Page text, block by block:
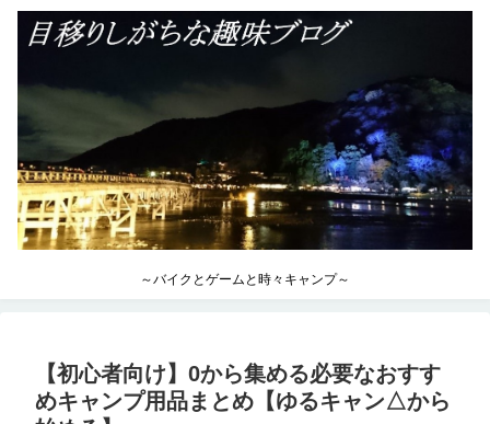
～バイクとゲームと時々キャンプ～
【初心者向け】0から集める必要なおすす
めキャンプ用品まとめ【ゆるキャン△から